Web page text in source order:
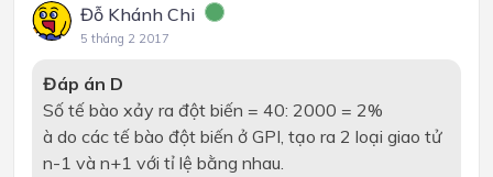
Đỗ Khánh Chi
5 tháng 2 2017
Đáp án D
Số tế bào xảy ra đột biến = 40: 2000 = 2%
à do các tế bào đột biến ở GPI, tạo ra 2 loại giao tử
n-1 và n+1 với tỉ lệ bằng nhau.